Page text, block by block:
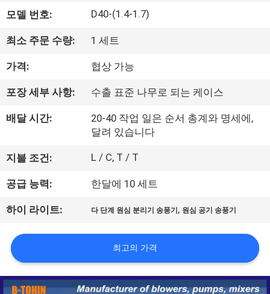
상
우
리
에
대
여
공
장
여
행
모델 번호: D40-(1.4-1.7)
최소 주문 수량: 1 세트
가격: 협상 가능
포장 세부 사항: 수출 표준 나무로 되는 케이스
배달 시간:
20-40 작업 일은 순서 총계와 명세에,
달려 있습니다
지불 조건: L / C, T / T
공급 능력: 한달에 10 세트
하이 라이트: 다 단계 원심 분리기 송풍기 , 원심 공기 송풍기
최고의 가격